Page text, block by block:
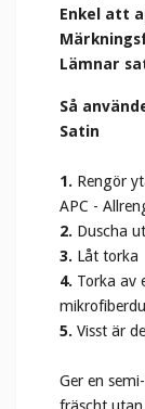
Enkel att
Lämnar
Så
Satin
1. Rengör
APC -
2. Duscha
3. Låt torka
4. Torka av
5. Visst är
Ger en